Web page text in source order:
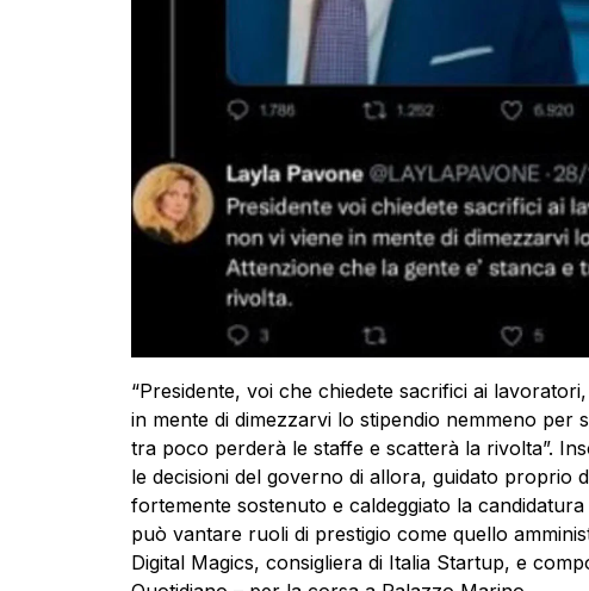
“Presidente, voi che chiedete sacrifici ai
in mente di dimezzarvi lo stipendio nemmeno per
tra poco perderà le staffe e scatterà la rivolta”.
le decisioni del governo di allora, guidato proprio
fortemente sostenuto e caldeggiato la
può vantare ruoli di prestigio come quello
Digital Magics, consigliera di Italia Startup, e